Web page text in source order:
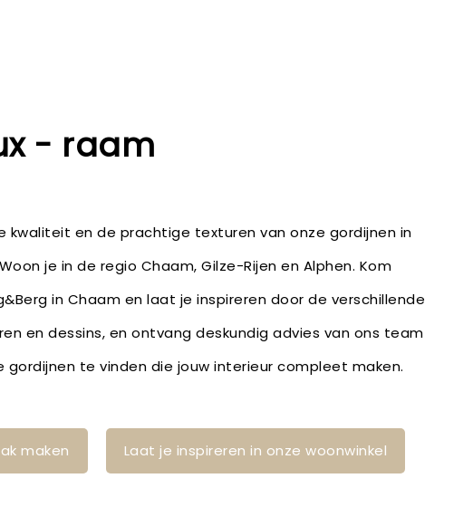
- raam
kwaliteit en de prachtige texturen van onze gordijnen in
je in de regio Chaam, Gilze-Rijen en Alphen. Kom
in Chaam en laat je inspireren door de verschillende
en dessins, en ontvang deskundig advies van ons team
gordijnen te vinden die jouw interieur compleet maken.
maken Laat je inspireren in onze woonwinkel